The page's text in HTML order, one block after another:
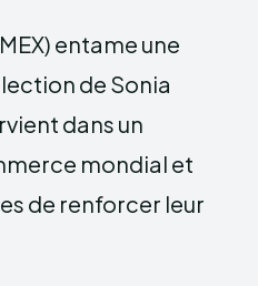
entame une
de Sonia
dans un
mondial et
de renforcer leur